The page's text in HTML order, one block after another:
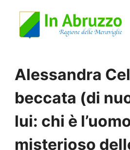
Alessandra
beccata (di
lui: chi è
misterioso